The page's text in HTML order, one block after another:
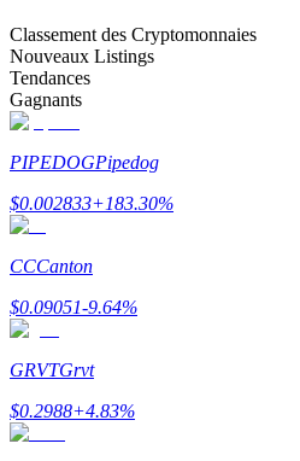
Copie de Trading
Rejoignez les meilleurs traders
Classement des Cryptomonnaies
Nouveaux Listings
Tendances
Gagnants
PIPEDOGPipedog
$0.002833+183.30%
CCCanton
$0.09051-9.64%
GRVTGrvt
$0.2988+4.83%